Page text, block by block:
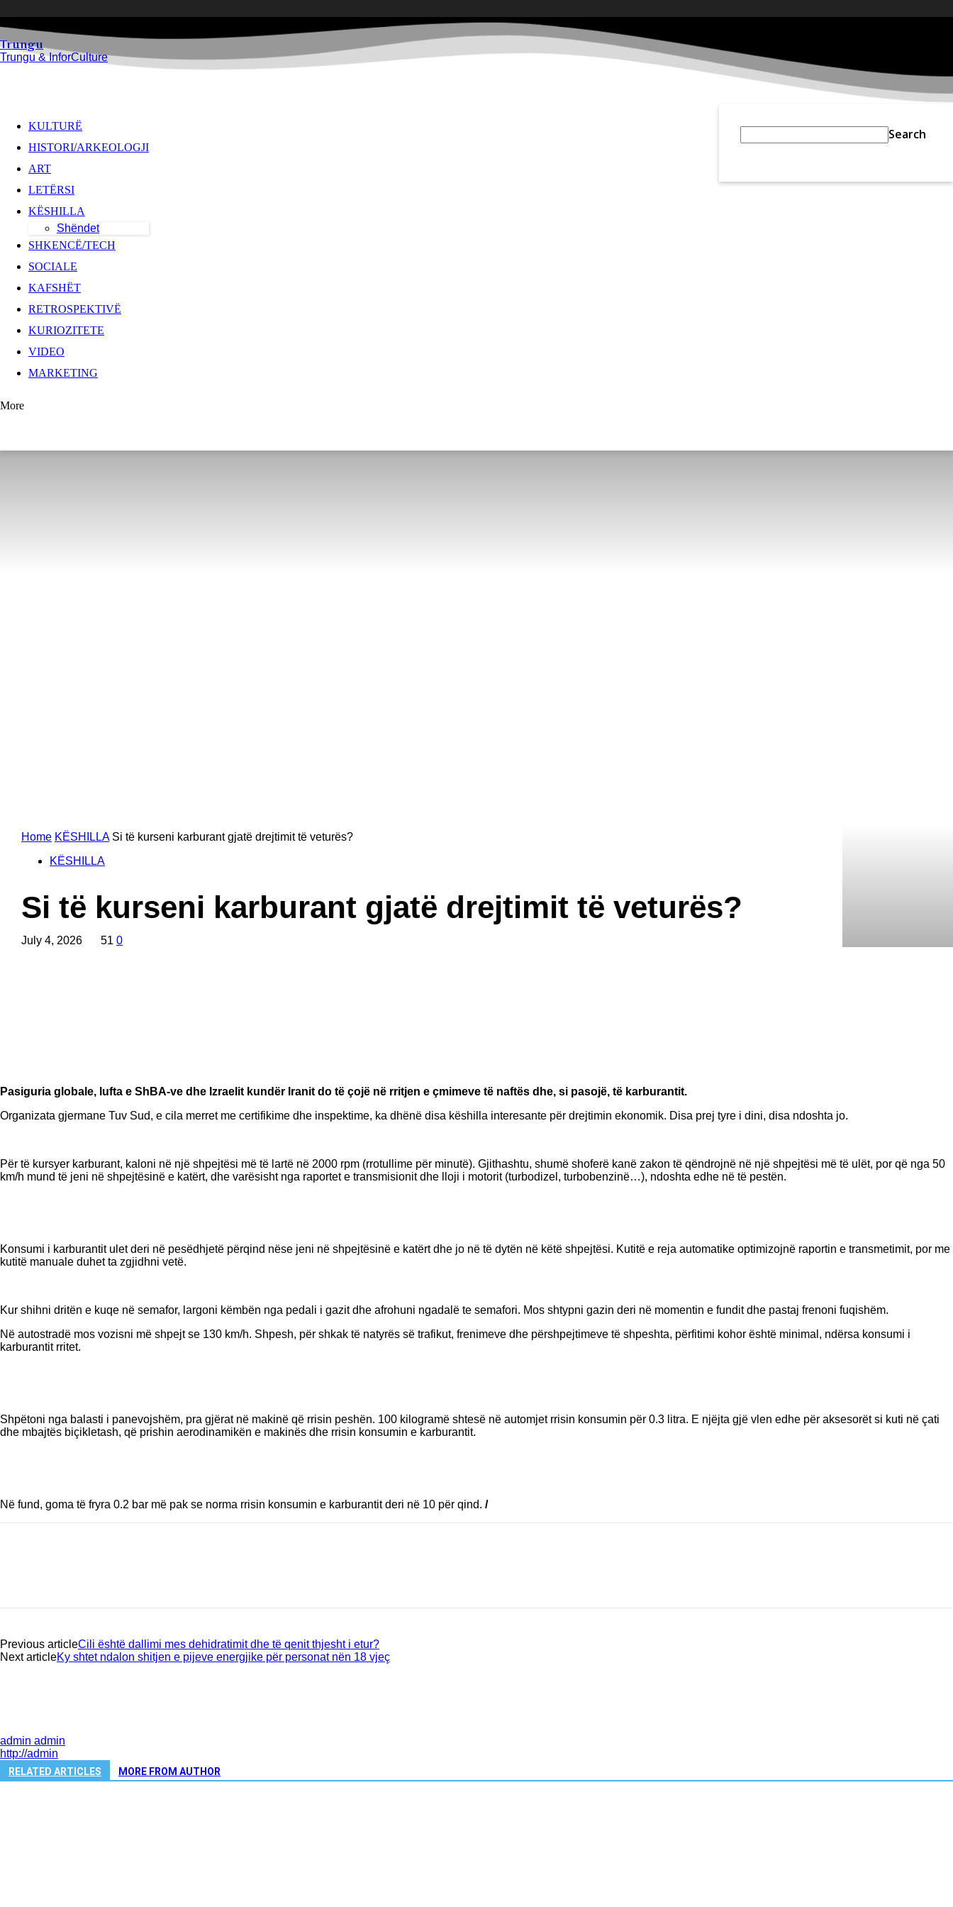
Trungu
Trungu & InforCulture
KULTURË
HISTORI/ARKEOLOGJI
ART
LETËRSI
KËSHILLA
Shëndet
SHKENCË/TECH
SOCIALE
KAFSHËT
RETROSPEKTIVË
KURIOZITETE
VIDEO
MARKETING
More
Search
Home KËSHILLA Si të kurseni karburant gjatë drejtimit të veturës?
KËSHILLA
Si të kurseni karburant gjatë drejtimit të veturës?
July 4, 2026 51 0
Pasiguria globale, lufta e ShBA-ve dhe Izraelit kundër Iranit do të çojë në rritjen e çmimeve të naftës dhe, si pasojë, të karburantit.
Organizata gjermane Tuv Sud, e cila merret me certifikime dhe inspektime, ka dhënë disa këshilla interesante për drejtimin ekonomik. Disa prej tyre i dini, disa ndoshta jo.
Për të kursyer karburant, kaloni në një shpejtësi më të lartë në 2000 rpm (rrotullime për minutë). Gjithashtu, shumë shoferë kanë zakon të qëndrojnë në një shpejtësi më të ulët, por që nga 50
km/h mund të jeni në shpejtësinë e katërt, dhe varësisht nga raportet e transmisionit dhe lloji i motorit (turbodizel, turbobenzinë…), ndoshta edhe në të pestën.
Konsumi i karburantit ulet deri në pesëdhjetë përqind nëse jeni në shpejtësinë e katërt dhe jo në të dytën në këtë shpejtësi. Kutitë e reja automatike optimizojnë raportin e transmetimit, por me
kutitë manuale duhet ta zgjidhni vetë.
Kur shihni dritën e kuqe në semafor, largoni këmbën nga pedali i gazit dhe afrohuni ngadalë te semafori. Mos shtypni gazin deri në momentin e fundit dhe pastaj frenoni fuqishëm.
Në autostradë mos vozisni më shpejt se 130 km/h. Shpesh, për shkak të natyrës së trafikut, frenimeve dhe përshpejtimeve të shpeshta, përfitimi kohor është minimal, ndërsa konsumi i
karburantit rritet.
Shpëtoni nga balasti i panevojshëm, pra gjërat në makinë që rrisin peshën. 100 kilogramë shtesë në automjet rrisin konsumin për 0.3 litra. E njëjta gjë vlen edhe për aksesorët si kuti në çati
dhe mbajtës biçikletash, që prishin aerodinamikën e makinës dhe rrisin konsumin e karburantit.
Në fund, goma të fryra 0.2 bar më pak se norma rrisin konsumin e karburantit deri në 10 për qind. /
Previous articleCili është dallimi mes dehidratimit dhe të qenit thjesht i etur?
Next articleKy shtet ndalon shitjen e pijeve energjike për personat nën 18 vjeç
admin admin
http://admin
RELATED ARTICLES MORE FROM AUTHOR